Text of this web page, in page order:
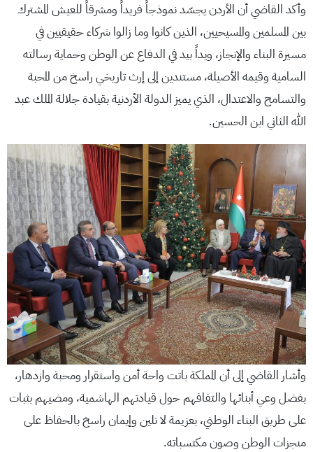
وأكد القاضي أن الأردن يجسّد نموذجاً فريداً ومشرقاً للعيش المشترك
بين المسلمين والمسيحيين، الذين كانوا وما زالوا شركاء حقيقيين في
مسيرة البناء والإنجاز، ويداً بيد في الدفاع عن الوطن وحماية رسالته
السامية وقيمه الأصيلة، مستندين إلى إرث تاريخي راسخ من المحبة
والتسامح والاعتدال، الذي يميز الدولة الأردنية بقيادة جلالة الملك عبد
الله الثاني ابن الحسين.
وأشار القاضي إلى أن المملكة باتت واحة أمن واستقرار ومحبة وازدهار،
بفضل وعي أبنائها والتفافهم حول قيادتهم الهاشمية، ومضيهم بثبات
على طريق البناء الوطني، بعزيمة لا تلين وإيمان راسخ بالحفاظ على
منجزات الوطن وصون مكتسباته.